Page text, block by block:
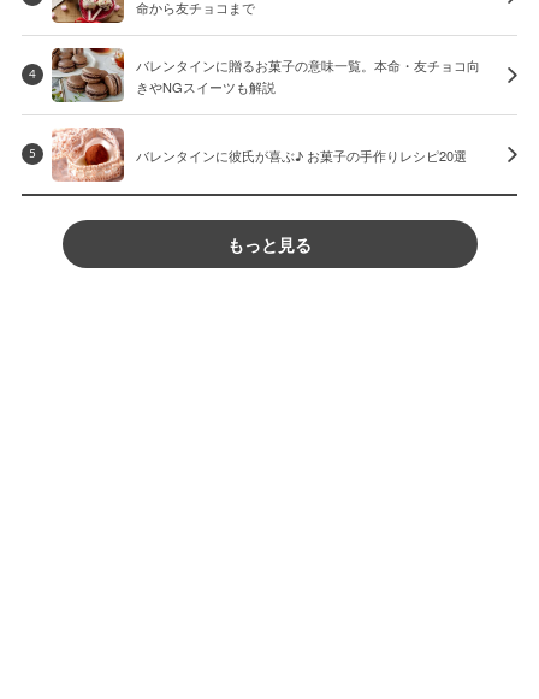
命から友チョコまで
4
バレンタインに贈るお菓子の意味一覧。本命・友チョコ向
きやNGスイーツも解説
5 バレンタインに彼氏が喜ぶ♪ お菓子の手作りレシピ20選
もっと見る